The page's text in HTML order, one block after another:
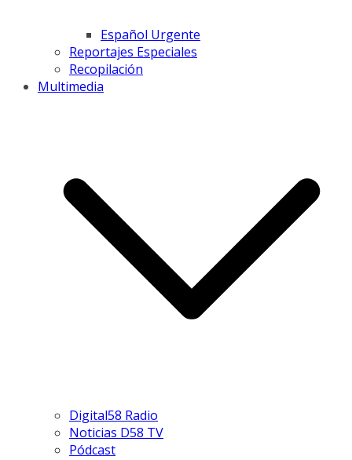
Español Urgente
Reportajes Especiales
Recopilación
Multimedia
Digital58 Radio
Noticias D58 TV
Pódcast